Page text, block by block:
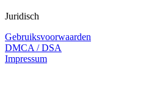
Juridisch
Gebruiksvoorwaarden
DMCA / DSA
Impressum